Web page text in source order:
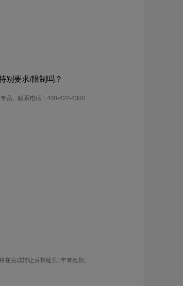
别要求/限制吗？
员。联系电话：400-622-8300
完成转让后将延长1年有效期。